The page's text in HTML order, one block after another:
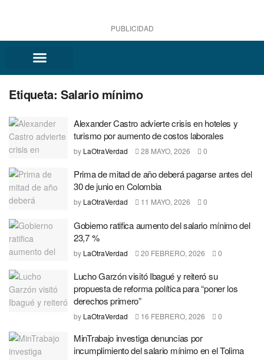
PUBLICIDAD
Etiqueta: Salario mínimo
Alexander Castro advierte crisis en hoteles y
turismo por aumento de costos laborales
by LaOtraVerdad 28 MAYO, 2026 0
Prima de mitad de año deberá pagarse antes del
30 de junio en Colombia
by LaOtraVerdad 11 MAYO, 2026 0
Gobierno ratifica aumento del salario mínimo del
23,7 %
by LaOtraVerdad 20 FEBRERO, 2026 0
Lucho Garzón visitó Ibagué y reiteró su
propuesta de reforma política para “poner los
derechos primero”
by LaOtraVerdad 16 FEBRERO, 2026 0
MinTrabajo investiga denuncias por
incumplimiento del salario mínimo en el Tolima